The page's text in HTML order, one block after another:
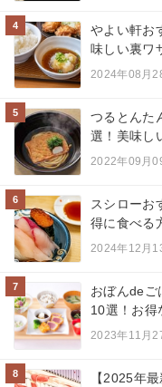
4
やよい軒お
味しい裏ワ
2024年08月
5
つるとんた
選！美味し
2022年09月
6
スシローお
得に食べる
2024年12月
7
おぼんdeご
10選！お得
2023年11月
8
【2025年